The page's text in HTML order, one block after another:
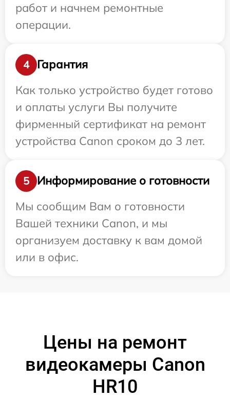
работ и начнем ремонтные
операции.
4
Гарантия
Как только устройство будет готово
и оплаты услуги Вы получите
фирменный сертификат на ремонт
устройства Canon сроком до 3 лет.
5
Информирование о готовности
Мы сообщим Вам о готовности
Вашей техники Canon, и мы
организуем доставку к вам домой
или в офис.
Цены на ремонт
видеокамеры Canon
HR10